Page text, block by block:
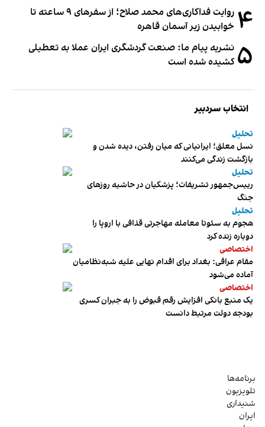
۴
روایت فداکاری‌های محمد صلاح؛ از سفرهای ۹ ساعته تا
خوابیدن زیر آسمان قاهره
۵ نشریه پیام ما: صنعت گردشگری ایران عملا به تعطیلی
کشیده شده است
انتخاب سردبیر
تحلیل
نسل معلق؛ ایرانیانی که میان رفتن، دیده شدن و
بازگشت زندگی می‌کنند
تحلیل
رییس‌جمهور تشریفات؛ پزشکیان در حاشیه روزهای
جنگ
تحلیل
هجوم به سئوتا معامله مهاجرتی قذافی با اروپا را
دوباره زنده کرد
اختصاصی
مقام عراقی: بغداد برای اقدام نهایی علیه شبه‌نظامیان
آماده می‌شود
اختصاصی
یک منبع بانکی افزایش رقم قبوض را به جبران کسری
بودجه دولت مرتبط دانست
برنامه‌ها
تلویزیون
شنیداری
ایران